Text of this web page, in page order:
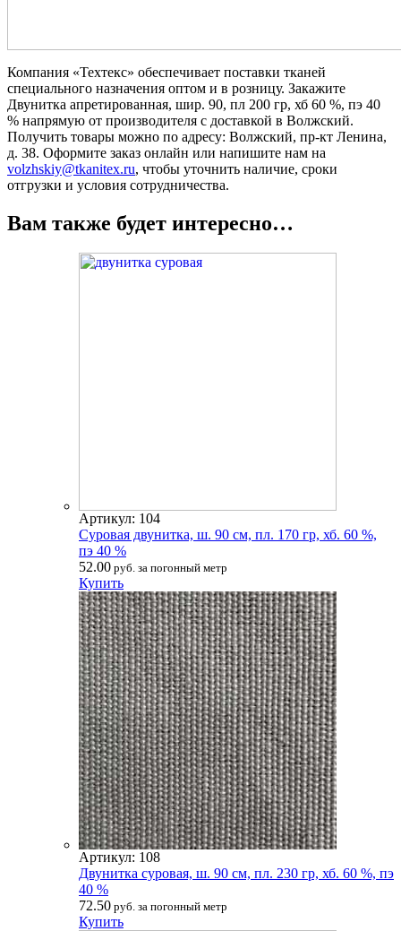
Компания «Техтекс» обеспечивает поставки тканей
специального назначения оптом и в розницу. Закажите
Двунитка апретированная, шир. 90, пл 200 гр, хб 60 %, пэ 40
% напрямую от производителя с доставкой в Волжский.
Получить товары можно по адресу: Волжский, пр-кт Ленина,
д. 38. Оформите заказ онлайн или напишите нам на
volzhskiy@tkanitex.ru, чтобы уточнить наличие, сроки
отгрузки и условия сотрудничества.
Вам также будет интересно…
Артикул: 104
Суровая двунитка, ш. 90 см, пл. 170 гр, хб. 60 %,
пэ 40 %
52.00 руб. за погонный метр
Купить
Артикул: 108
Двунитка суровая, ш. 90 см, пл. 230 гр, хб. 60 %, пэ
40 %
72.50 руб. за погонный метр
Купить